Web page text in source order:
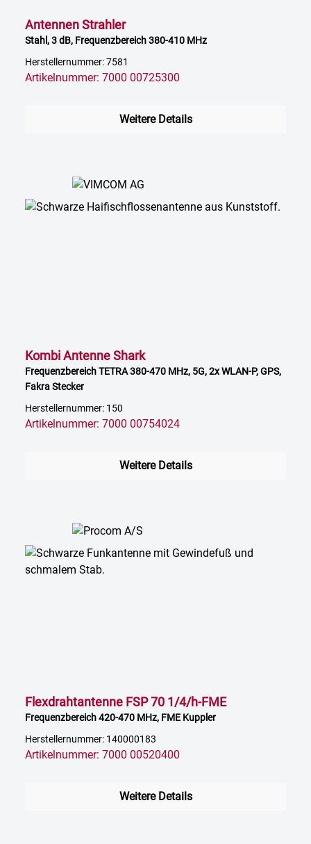
Antennen Strahler
Stahl, 3 dB, Frequenzbereich 380-410 MHz
Herstellernummer: 7581
Artikelnummer: 7000 00725300
Weitere Details
Kombi Antenne Shark
Frequenzbereich TETRA 380-470 MHz, 5G, 2x WLAN-P, GPS,
Fakra Stecker
Herstellernummer: 150
Artikelnummer: 7000 00754024
Weitere Details
Flexdrahtantenne FSP 70 1/4/h-FME
Frequenzbereich 420-470 MHz, FME Kuppler
Herstellernummer: 140000183
Artikelnummer: 7000 00520400
Weitere Details